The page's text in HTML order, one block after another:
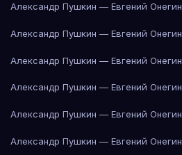
Александр Пушкин — Евгений Онегин
Александр Пушкин — Евгений Онегин
Александр Пушкин — Евгений Онегин
Александр Пушкин — Евгений Онегин
Александр Пушкин — Евгений Онегин
Александр Пушкин — Евгений Онегин